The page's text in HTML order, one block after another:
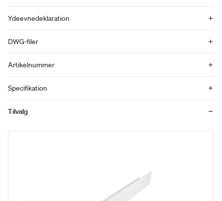
Ydeevnedeklaration
DWG-filer
Artikelnummer
Specifikation
Tilvalg